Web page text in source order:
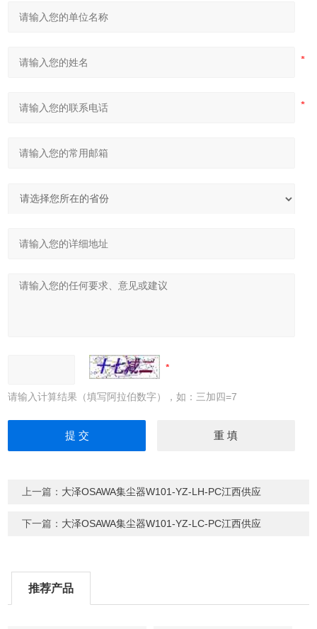
请输入计算结果（填写阿拉伯数字），如：三加四=7
上一篇： 大泽OSAWA集尘器W101-YZ-LH-PC江西供应
下一篇： 大泽OSAWA集尘器W101-YZ-LC-PC江西供应
推荐产品